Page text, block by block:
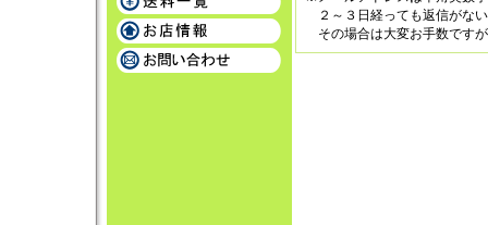
２～３日経っても返信がな
その場合は大変お手数です